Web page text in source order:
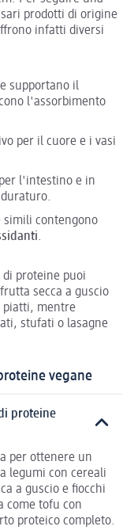
prodotti di origine
infatti diversi
supportano il
l'assorbimento
per il cuore e i vasi
l'intestino e in
simili contengono
.
proteine puoi
secca a guscio
piatti, mentre
stufati o lasagne
vegane
proteine
per ottenere un
legumi con cereali
a guscio e fiocchi
come tofu con
proteico completo.